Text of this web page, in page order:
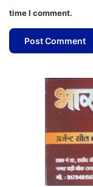
time I comment.